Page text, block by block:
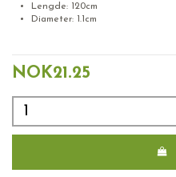
Lengde: 120cm
Diameter: 1.1cm
NOK21.25